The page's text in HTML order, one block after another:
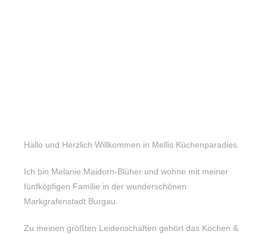
Hallo und Herzlich Willkommen in Mellis Küchenparadies.
Ich bin Melanie Maidorn-Blüher und wohne mit meiner
fünfköpfigen Familie in der wunderschönen
Markgrafenstadt Burgau.
Zu meinen größten Leidenschaften gehört das Kochen &